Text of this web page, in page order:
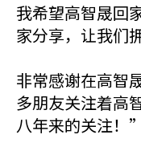
我希望高智晟回
家分享，让我们
非常感谢在高智
多朋友关注着高
八年来的关注！”